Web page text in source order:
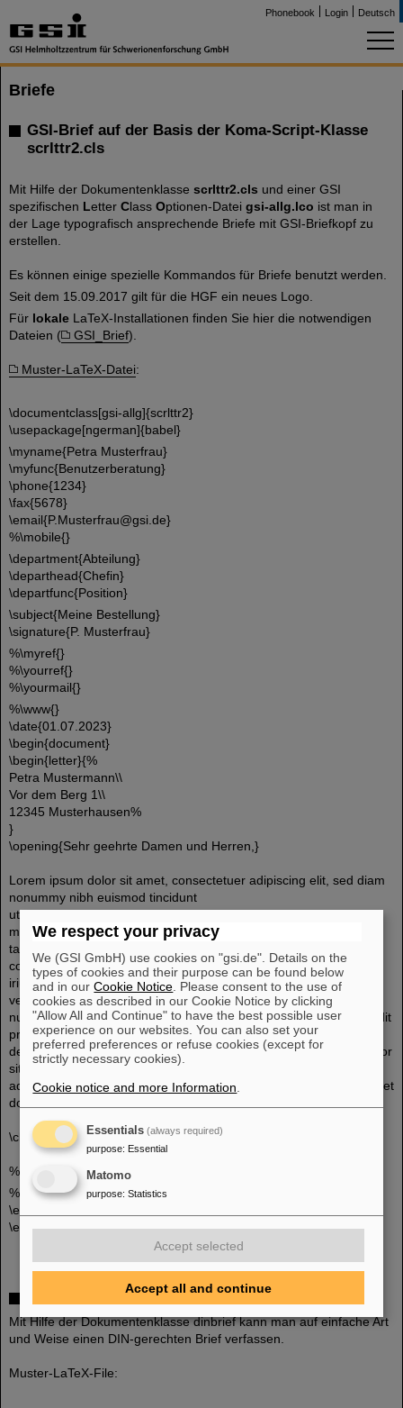
Phonebook Login Deutsch
Briefe
GSI-Brief auf der Basis der Koma-Script-Klasse
scrlttr2.cls
Mit Hilfe der Dokumentenklasse scrlttr2.cls und einer GSI
spezifischen Letter Class Optionen-Datei gsi-allg.lco ist man in
der Lage typografisch ansprechende Briefe mit GSI-Briefkopf zu
erstellen.
Es können einige spezielle Kommandos für Briefe benutzt werden.
Seit dem 15.09.2017 gilt für die HGF ein neues Logo.
Für lokale LaTeX-Installationen finden Sie hier die notwendigen
Dateien (
GSI_Brief).
Muster-LaTeX-Datei:
\documentclass[gsi-allg]{scrlttr2}
\usepackage[ngerman]{babel}
\myname{Petra Musterfrau}
\myfunc{Benutzerberatung}
\phone{1234}
\fax{5678}
\email{P.Musterfrau@gsi.de}
%\mobile{}
\department{Abteilung}
\departhead{Chefin}
\departfunc{Position}
\subject{Meine Bestellung}
\signature{P. Musterfrau}
%\myref{}
%\yourref{}
%\yourmail{}
%\www{}
\date{01.07.2023}
\begin{document}
\begin{letter}{%
Petra Mustermann\\
Vor dem Berg 1\\
12345 Musterhausen%
}
\opening{Sehr geehrte Damen und Herren,}
Lorem ipsum dolor sit amet, consectetuer adipiscing elit, sed diam
nonummy nibh euismod tincidunt
ut laoreet dolore magna aliquam erat volutpat. Ut wisi enim ad
minim veniam, quis nostrud exerci
tation ullamcorper suscipit lobortis nisl ut aliquip ex ea commodo
consequat. Duis autem vel eum
iriure dolor in hendrerit in vulputate velit esse molestie consequat,
vel illum dolore eu feugiat
nulla facilisis at vero et accumsan et iusto odio dignissim qui blandit
praesent luptatum zzril
delenit augue duis dolore te feugait nulla facilisi. Lorem ipsum dolor
sit amet, consectetuer
adipiscing elit, sed diam nonummy nibh euismod tincidunt ut laoreet
dolore magna aliquam erat volutpat.
\closing{Mit freundlichem Gruß}
%\cc{}
%\ps{}
\end{letter}
\end{document}
Mit Hilfe der Dokumentenklasse dinbrief kann man auf einfache Art
und Weise einen DIN-gerechten Brief verfassen.
Muster-LaTeX-File:
We respect your privacy
We (GSI GmbH) use cookies on "gsi.de". Details on the
types of cookies and their purpose can be found below
and in ourCookie Notice . Please consent to the use of
cookies as described in our Cookie Notice by clicking
"Allow All and Continue" to have the best possible user
experience on our websites. You can also set your
preferred preferences or refuse cookies (except for
strictly necessary cookies).
Cookie notice and more Information
Essentials (always required)
purpose: Essential
Matomo
purpose: Statistics
Accept selected
Accept all and continue